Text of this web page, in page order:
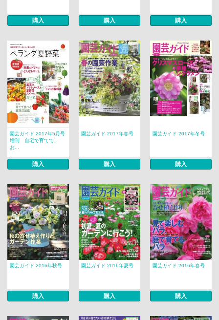
購入 購入 購入
園芸ガイド 2017年5月号
増刊 自宅で育てて、
お...
購入
園芸ガイド 2017年春号
購入
園芸ガイド 2017年冬号
購入
園芸ガイド 2016年秋号
購入
園芸ガイド 2016年夏号
購入
園芸ガイド 2016年春号
購入